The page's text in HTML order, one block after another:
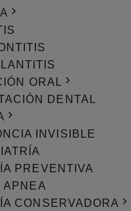
ORAL
DENTAL
INVISIBLE
PREVENTIVA
APNEA
CONSERVADORA